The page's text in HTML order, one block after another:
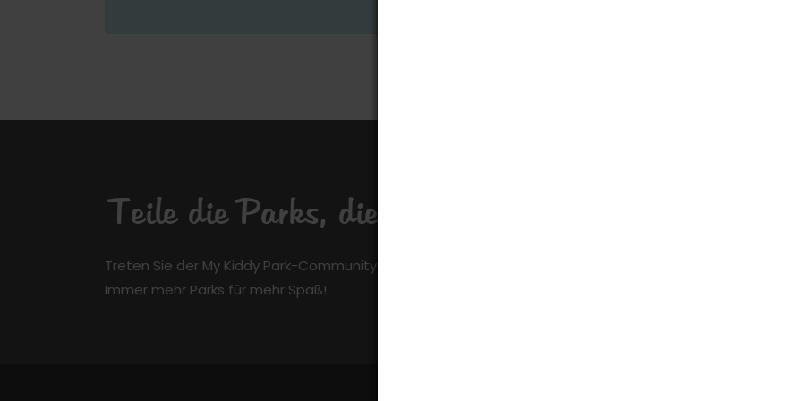
Teile die Parks, die du kennst
Treten Sie der My Kiddy Park-Community kostenlos bei und machen Sie einen Unterschied!
Immer mehr Parks für mehr Spaß!